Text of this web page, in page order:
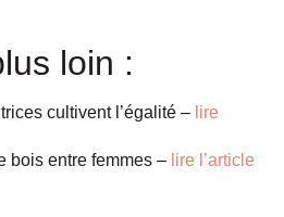
loin :
cultivent l’égalité – lire
bois entre femmes – lire l’article